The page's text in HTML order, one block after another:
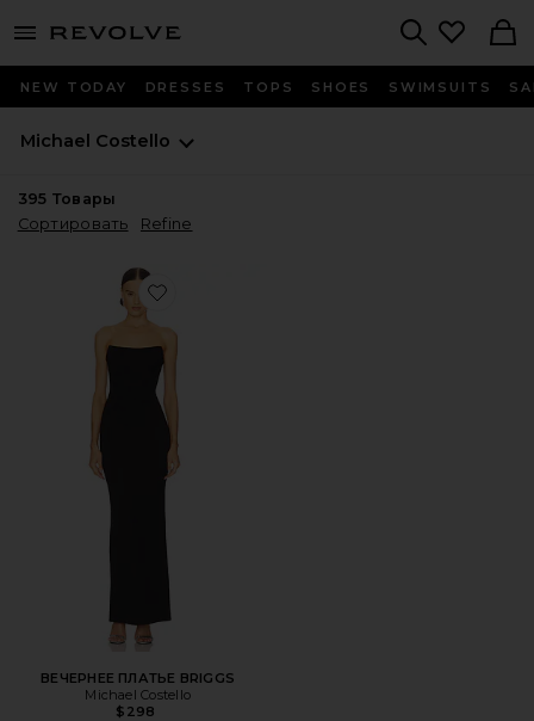
menu - shows more content
NEW TODAY DRESSES TOPS SHOES SWIMSUITS
Michael Costello
395 Товары
Сортировать
Refine
Favorite ВЕЧЕРНЕЕ ПЛАТЬЕ BRIGGS
ВЕЧЕРНЕЕ ПЛАТЬЕ BRIGGS
Michael Costello
$298